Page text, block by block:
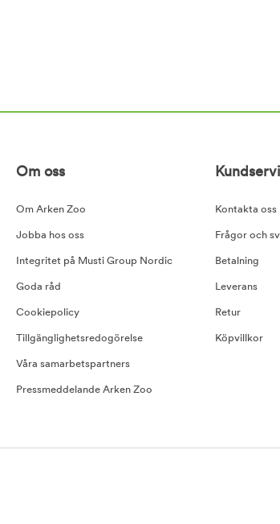
Om oss
Om Arken Zoo
Jobba hos oss
Integritet på Musti Group Nordic
Goda råd
Cookiepolicy
Tillgänglighetsredogörelse
Våra samarbetspartners
Pressmeddelande Arken Zoo
Kontakta oss
Frågor och
Betalning
Leverans
Retur
Köpvillkor